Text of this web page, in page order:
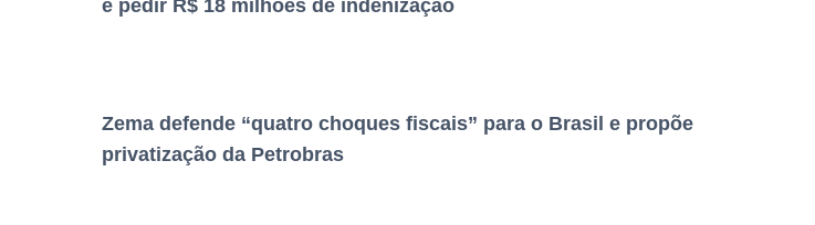
e pedir R$ 18 milhões de indenização
Zema defende “quatro choques fiscais” para o Brasil e propõe
privatização da Petrobras